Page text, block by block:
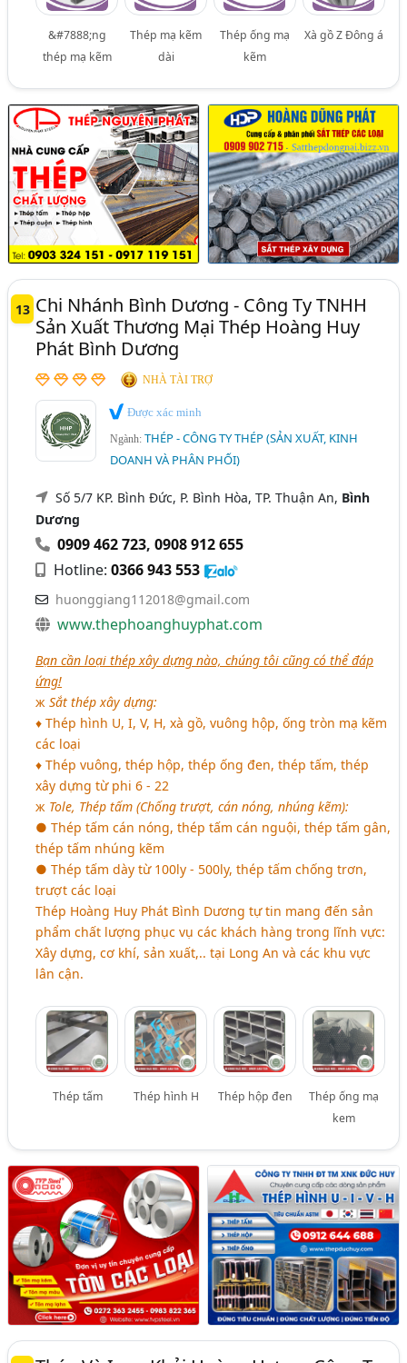
&#7888;ng
thép mạ kẽm
Thép mạ kẽm
dài
Thép ống mạ
kẽm
Xà gồ Z Đông á
13 Chi Nhánh Bình Dương - Công Ty TNHH
Sản Xuất Thương Mại Thép Hoàng Huy
Phát Bình Dương
NHÀ TÀI TRỢ
Được xác minh
Ngành:THÉP - CÔNG TY THÉP (SẢN XUẤT, KINH
DOANH VÀ PHÂN PHỐI)
Số 5/7 KP. Bình Đức, P. Bình Hòa, TP. Thuận An, Bình
Dương
0909 462 723,0908 912 655
Hotline:0366 943 553
huonggiang112018@gmail.com
www.thephoanghuyphat.com
Bạn cần loại thép xây dựng nào, chúng tôi cũng có thể đáp
ứng!
жSắt thép xây dựng:
♦ Thép hình U, I, V, H, xà gồ, vuông hộp, ống tròn mạ kẽm
các loại
♦ Thép vuông, thép hộp, thép ống đen, thép tấm, thép
xây dựng từ phi 6 - 22
ж Tole, Thép tấm (Chống trượt, cán nóng, nhúng kẽm):
● Thép tấm cán nóng, thép tấm cán nguội, thép tấm gân,
thép tấm nhúng kẽm
● Thép tấm dày từ 100ly - 500ly, thép tấm chống trơn,
trượt các loại
Thép Hoàng Huy Phát Bình Dương tự tin mang đến sản
phẩm chất lượng phục vụ các khách hàng trong lĩnh vực:
Xây dựng, cơ khí, sản xuất,.. tại Long An và các khu vực
lân cận.
Thép tấm Thép hình H Thép hộp đen
Thép ống mạ
kem